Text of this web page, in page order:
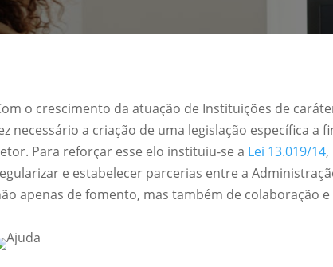
o crescimento da atuação de Instituições de
necessário a criação de uma legislação específica
Para reforçar esse elo instituiu-se a Lei 13.019/14,
e estabelecer parcerias entre a
apenas de fomento, mas também de colaboração